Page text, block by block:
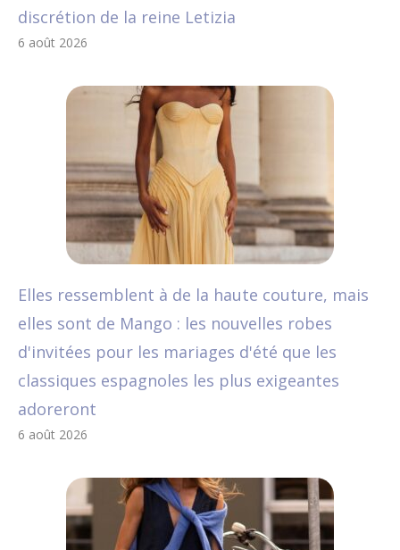
discrétion de la reine Letizia
6 août 2026
Elles ressemblent à de la haute couture, mais
elles sont de Mango : les nouvelles robes
d'invitées pour les mariages d'été que les
classiques espagnoles les plus exigeantes
adoreront
6 août 2026